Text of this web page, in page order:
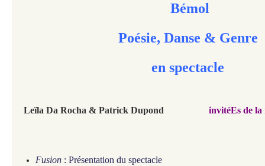
Bémol
Poésie, Danse & Genre
en spectacle
Leïla Da Rocha & Patrick Dupond invitéEs de la
Fusion : Présentation du spectacle